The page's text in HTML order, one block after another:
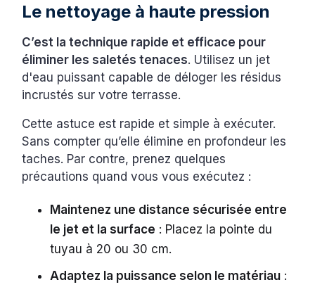
Le nettoyage à haute pression
C’est la technique rapide et efficace pour
éliminer les saletés tenaces. Utilisez un jet
d'eau puissant capable de déloger les résidus
incrustés sur votre terrasse.
Cette astuce est rapide et simple à exécuter.
Sans compter qu’elle élimine en profondeur les
taches. Par contre, prenez quelques
précautions quand vous vous exécutez :
Maintenez une distance sécurisée entre
le jet et la surface : Placez la pointe du
tuyau à 20 ou 30 cm.
Adaptez la puissance selon le matériau :